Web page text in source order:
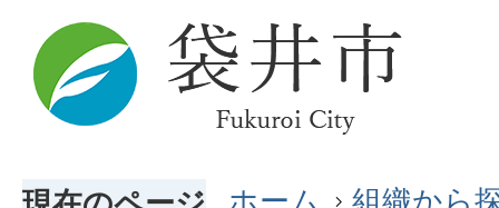
ホーム 組織から